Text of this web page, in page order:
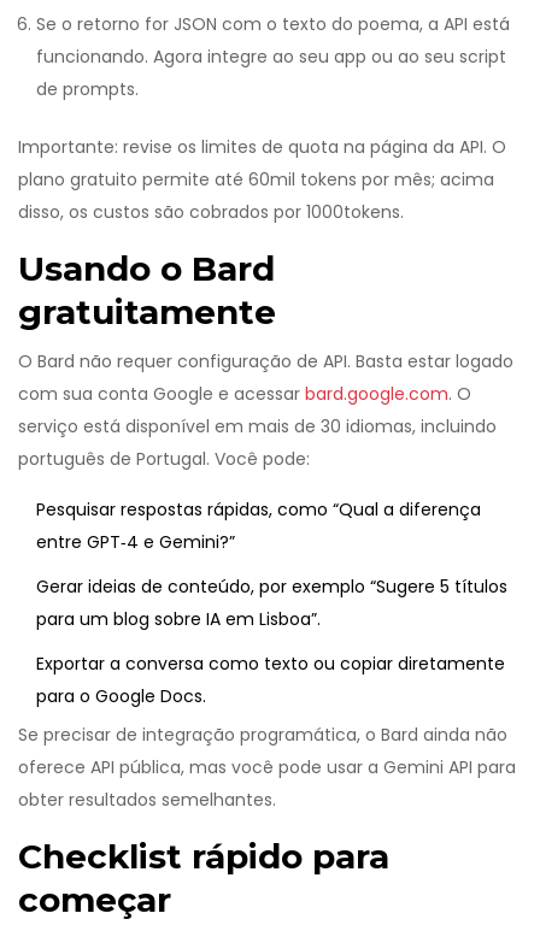
Se o retorno for JSON com o texto do poema, a API está
funcionando. Agora integre ao seu app ou ao seu script
de prompts.
Importante: revise os limites de quota na página da API. O
plano gratuito permite até 60mil tokens por mês; acima
disso, os custos são cobrados por 1000tokens.
Usando o Bard
gratuitamente
O Bard não requer configuração de API. Basta estar logado
com sua conta Google e acessar bard.google.com. O
serviço está disponível em mais de 30 idiomas, incluindo
português de Portugal. Você pode:
Pesquisar respostas rápidas, como “Qual a diferença
entre GPT‑4 e Gemini?”
Gerar ideias de conteúdo, por exemplo “Sugere 5 títulos
para um blog sobre IA em Lisboa”.
Exportar a conversa como texto ou copiar diretamente
para o Google Docs.
Se precisar de integração programática, o Bard ainda não
oferece API pública, mas você pode usar a Gemini API para
obter resultados semelhantes.
Checklist rápido para
começar